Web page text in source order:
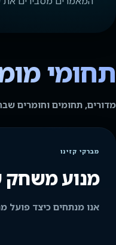
תחומי
מדורים, תחומים וחומרים
מברקי קזינו
מנוע משחק
אנו מנתחים כיצד פועל